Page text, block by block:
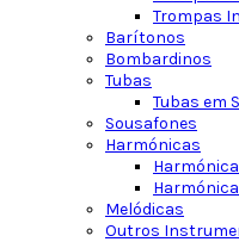
Trompas
Barítonos
Bombardinos
Tubas
Tubas em
Sousafones
Harmónicas
Melódicas
Outros